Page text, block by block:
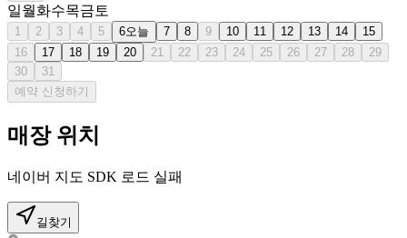
일월화수목금 토
1 2 3 4 5 6오늘 7 8 9 10 11 12 13 14
15
16
17 18 19 20 21 22 23 24 25 26 27 28
29
30
31
예약 신청하기
매장 위치
네이버 지도 SDK 로드 실패
길찾기